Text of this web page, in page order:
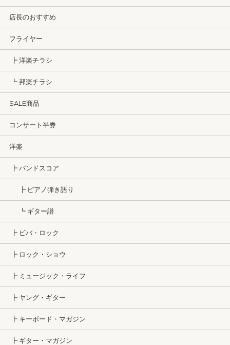
店長のおすすめ
フライヤー
┣ 洋楽チラシ
┗ 邦楽チラシ
SALE商品
コンサート半券
洋楽
┣ バンドスコア
┣ ピアノ弾き語り
┗ ギター譜
┣ ビバ・ロック
┣ ロック・ショウ
┣ ミュージック・ライフ
┣ ヤング・ギター
┣ キーボード・マガジン
┣ ギター・マガジン